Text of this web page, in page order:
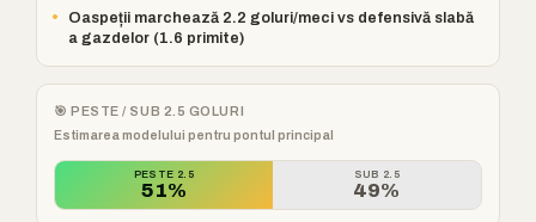
•
Oaspeții marchează 2.2 goluri/meci vs defensivă slabă
a gazdelor (1.6 primite)
🎯 PESTE / SUB 2.5 GOLURI
Estimarea modelului pentru pontul principal
PESTE 2.5
51%
SUB 2.5
49%